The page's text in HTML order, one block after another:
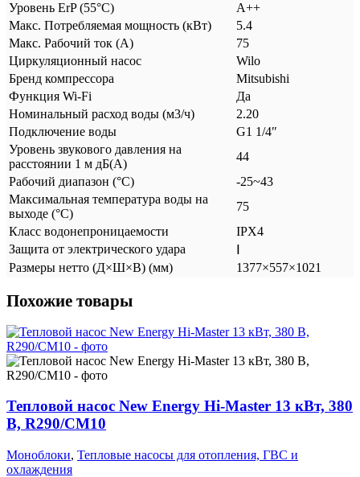
Уровень ErP (55°C)
A++
Макс. Потребляемая мощность (кВт)
5.4
Макс. Рабочий ток (А)
75
Циркуляционный насос
Wilo
Бренд компрессора
Mitsubishi
Функция Wi-Fi
Да
Номинальный расход воды (м3/ч)
2.20
Подключение воды
G1 1/4″
Уровень звукового давления на
расстоянии 1 м дБ(А)
44
Рабочий диапазон (°C)
-25~43
Максимальная температура воды на
выходе (°C)
75
Класс водонепроницаемости
IPX4
Защита от электрического удара
Размеры нетто (Д×Ш×В) (мм)
1377×557×1021
Похожие товары
Тепловой насос New Energy Hi-Master 13 кВт, 380
В, R290/CM10
Моноблоки, Тепловые насосы для отопления, ГВС и
охлаждения